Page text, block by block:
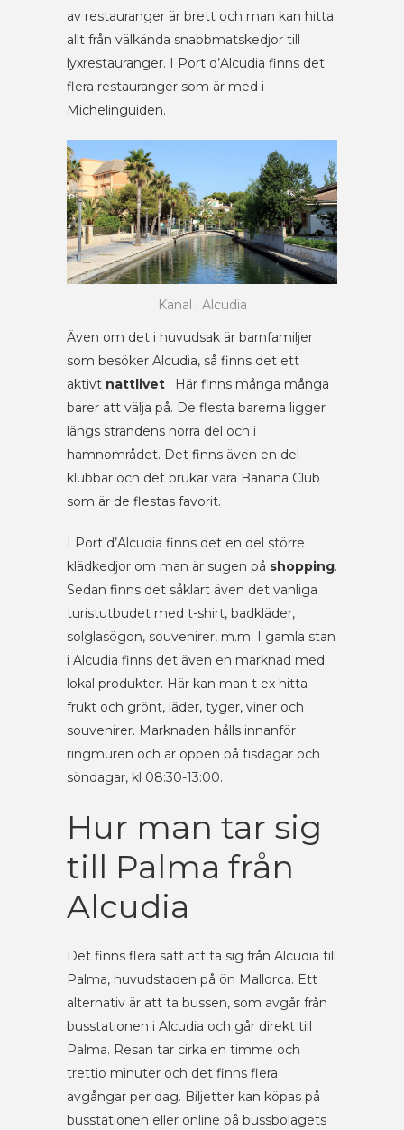
av restauranger är brett och man kan hitta
allt från välkända snabbmatskedjor till
lyxrestauranger. I Port d’Alcudia finns det
flera restauranger som är med i
Michelinguiden.
Kanal i Alcudia
Även om det i huvudsak är barnfamiljer
som besöker Alcudia, så finns det ett
aktivt nattlivet . Här finns många många
barer att välja på. De flesta barerna ligger
längs strandens norra del och i
hamnområdet. Det finns även en del
klubbar och det brukar vara Banana Club
som är de flestas favorit.
I Port d’Alcudia finns det en del större
klädkedjor om man är sugen på shopping.
Sedan finns det såklart även det vanliga
turistutbudet med t-shirt, badkläder,
solglasögon, souvenirer, m.m. I gamla stan
i Alcudia finns det även en marknad med
lokal produkter. Här kan man t ex hitta
frukt och grönt, läder, tyger, viner och
souvenirer. Marknaden hålls innanför
ringmuren och är öppen på tisdagar och
söndagar, kl 08:30-13:00.
Hur man tar sig
till Palma från
Alcudia
Det finns flera sätt att ta sig från Alcudia till
Palma, huvudstaden på ön Mallorca. Ett
alternativ är att ta bussen, som avgår från
busstationen i Alcudia och går direkt till
Palma. Resan tar cirka en timme och
trettio minuter och det finns flera
avgångar per dag. Biljetter kan köpas på
busstationen eller online på bussbolagets